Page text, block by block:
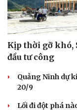
Kịp thời gỡ khó,
đầu tư công
Quảng Ninh dự
20/9
Lối đi đột phá